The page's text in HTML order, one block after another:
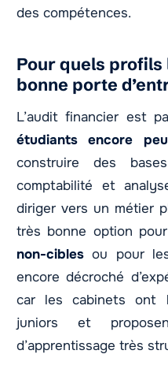
des compétences.
Pour quels profils
bonne porte
L’audit financier est
étudiants encore
construire des
comptabilité et
diriger vers un métier
très bonne option
non-cibles ou pour
encore décroché
car les cabinets ont
juniors et
d’apprentissage très